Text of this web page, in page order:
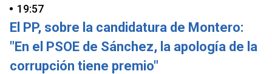
19:57
El PP, sobre la candidatura de Montero:
"En el PSOE de Sánchez, la apología de la
corrupción tiene premio"